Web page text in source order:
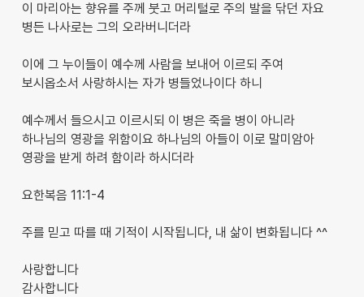
이 마리아는 향유를 주께 붓고 머리털로 주의 발을 닦던 자요
병든 나사로는 그의 오라버니더라
이에 그 누이들이 예수께 사람을 보내어 이르되 주여
보시옵소서 사랑하시는 자가 병들었나이다 하니
예수께서 들으시고 이르시되 이 병은 죽을 병이 아니라
하나님의 영광을 위함이요 하나님의 아들이 이로 말미암아
영광을 받게 하려 함이라 하시더라
요한복음 11:1-4
주를 믿고 따를 때 기적이 시작됩니다, 내 삶이 변화됩니다 ^^
사랑합니다
감사합니다